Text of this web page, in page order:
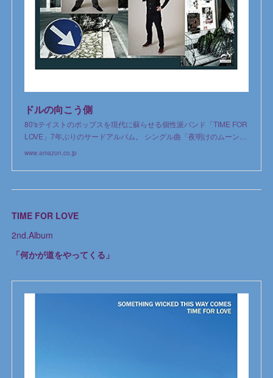
ドルの向こう側
80'sテイストのポップスを現代に蘇らせる個性派バンド「TIME FOR
LOVE」7年ぶりのサードアルバム。 シングル曲「夜明けのムーン…
www.amazon.co.jp
TIME FOR LOVE
2nd.Album
「何かが道をやってくる」